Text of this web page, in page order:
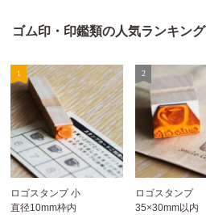
ゴム印・印鑑類の人気ランキング
ロゴスタンプ 小
直径10mm枠内
ロゴスタンプ
35×30mm以内